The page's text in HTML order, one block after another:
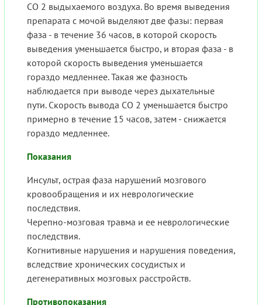
СО 2 выдыхаемого воздуха. Во время выведения
препарата с мочой выделяют две фазы: первая
фаза - в течение 36 часов, в которой скорость
выведения уменьшается быстро, и вторая фаза - в
которой скорость выведения уменьшается
гораздо медленнее. Такая же фазность
наблюдается при выводе через дыхательные
пути. Скорость вывода СО 2 уменьшается быстро
примерно в течение 15 часов, затем - снижается
гораздо медленнее.
Показания
Инсульт, острая фаза нарушений мозгового
кровообращения и их неврологические
последствия.
Черепно-мозговая травма и ее неврологические
последствия.
Когнитивные нарушения и нарушения поведения,
вследствие хронических сосудистых и
дегенеративных мозговых расстройств.
Противопоказания